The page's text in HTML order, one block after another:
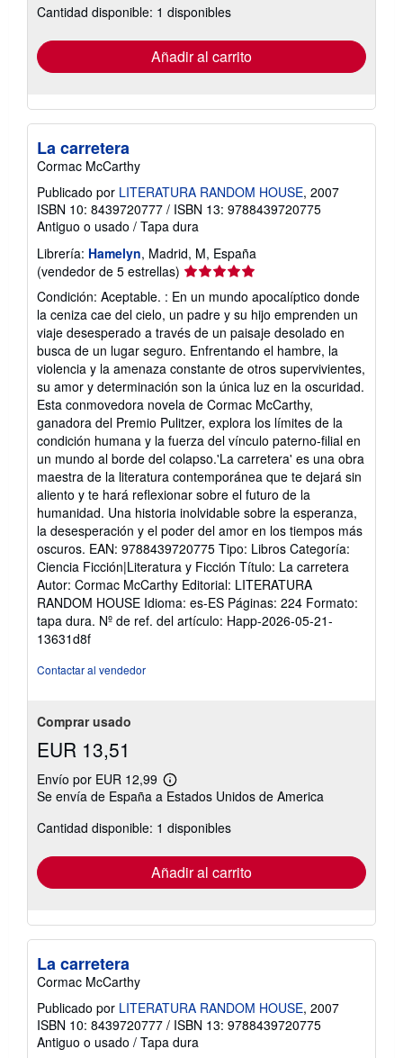
las
tarifas
envío
Cantidad disponible: 1 disponibles
Añadir al carrito
La carretera
Cormac McCarthy
Publicado por LITERATURA RANDOM HOUSE, 2007
ISBN 10: 8439720777 / ISBN 13: 9788439720775
Antiguo o usado / Tapa dura
Librería: Hamelyn, Madrid, M, España
(vendedor de 5 estrellas) Calificación
vendedor:
5
de
5
estrellas
Condición: Aceptable. : En un mundo apocalíptico donde
la ceniza cae del cielo, un padre y su hijo emprenden un
viaje desesperado a través de un paisaje desolado en
busca de un lugar seguro. Enfrentando el hambre, la
violencia y la amenaza constante de otros supervivientes,
su amor y determinación son la única luz en la oscuridad.
Esta conmovedora novela de Cormac McCarthy,
ganadora del Premio Pulitzer, explora los límites de la
condición humana y la fuerza del vínculo paterno-filial en
un mundo al borde del colapso.'La carretera' es una obra
maestra de la literatura contemporánea que te dejará sin
aliento y te hará reflexionar sobre el futuro de la
humanidad. Una historia inolvidable sobre la esperanza,
la desesperación y el poder del amor en los tiempos más
oscuros. EAN: 9788439720775 Tipo: Libros Categoría:
Ciencia Ficción|Literatura y Ficción Título: La carretera
Autor: Cormac McCarthy Editorial: LITERATURA
RANDOM HOUSE Idioma: es-ES Páginas: 224 Formato:
tapa dura. Nº de ref. del artículo: Happ-2026-05-21-
13631d8f
Contactar al vendedor
Comprar usado
EUR 13,51
Envío por EUR 12,99
Más
información
las
tarifas
envío
Se envía de España a Estados Unidos de America
Cantidad disponible: 1 disponibles
Añadir al carrito
La carretera
Cormac McCarthy
Publicado por LITERATURA RANDOM HOUSE, 2007
ISBN 10: 8439720777 / ISBN 13: 9788439720775
Antiguo o usado / Tapa dura